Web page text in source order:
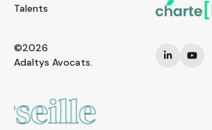
Talents
©2026
Adaltys Avocats.